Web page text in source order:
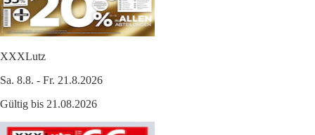
XXXLutz
Sa. 8.8. - Fr. 21.8.2026
Gültig bis 21.08.2026